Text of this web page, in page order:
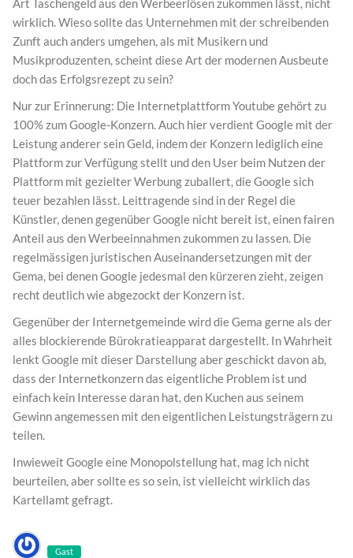
Art Taschengeld aus den Werbeerlösen zukommen lässt, nicht
wirklich. Wieso sollte das Unternehmen mit der schreibenden
Zunft auch anders umgehen, als mit Musikern und
Musikproduzenten, scheint diese Art der modernen Ausbeute
doch das Erfolgsrezept zu sein?
Nur zur Erinnerung: Die Internetplattform Youtube gehört zu
100% zum Google-Konzern. Auch hier verdient Google mit der
Leistung anderer sein Geld, indem der Konzern lediglich eine
Plattform zur Verfügung stellt und den User beim Nutzen der
Plattform mit gezielter Werbung zuballert, die Google sich
teuer bezahlen lässt. Leittragende sind in der Regel die
Künstler, denen gegenüber Google nicht bereit ist, einen fairen
Anteil aus den Werbeeinnahmen zukommen zu lassen. Die
regelmässigen juristischen Auseinandersetzungen mit der
Gema, bei denen Google jedesmal den kürzeren zieht, zeigen
recht deutlich wie abgezockt der Konzern ist.
Gegenüber der Internetgemeinde wird die Gema gerne als der
alles blockierende Bürokratieapparat dargestellt. In Wahrheit
lenkt Google mit dieser Darstellung aber geschickt davon ab,
dass der Internetkonzern das eigentliche Problem ist und
einfach kein Interesse daran hat, den Kuchen aus seinem
Gewinn angemessen mit den eigentlichen Leistungsträgern zu
teilen.
Inwieweit Google eine Monopolstellung hat, mag ich nicht
beurteilen, aber sollte es so sein, ist vielleicht wirklich das
Kartellamt gefragt.
Gast